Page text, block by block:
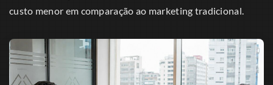
custo menor em comparação ao marketing tradicional.